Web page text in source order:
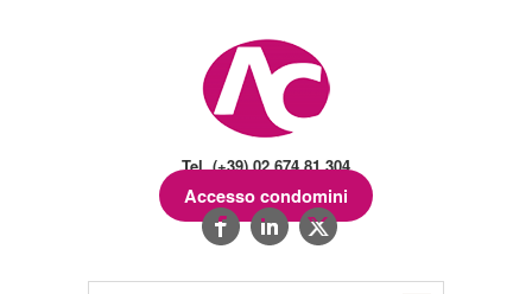
Tel. (+39) 02.674.81.304
Accesso condomini